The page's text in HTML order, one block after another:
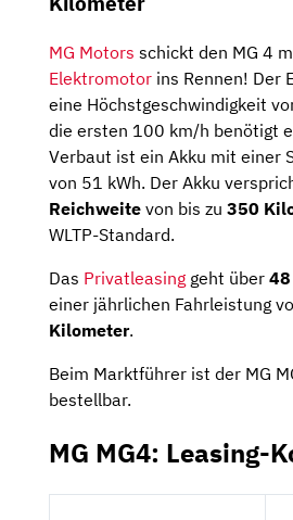
MG Motors schickt den MG 4
Elektromotor ins Rennen! Der
eine Höchstgeschwindigkeit
die ersten 100 km/h benötigt
Verbaut ist ein Akku mit einer
von 51 kWh. Der Akku
Reichweite von bis zu 350
WLTP-Standard.
Das Privatleasing geht über
einer jährlichen Fahrleistung
Kilometer.
Beim Marktführer ist der MG
bestellbar.
MG MG4: Leasing-